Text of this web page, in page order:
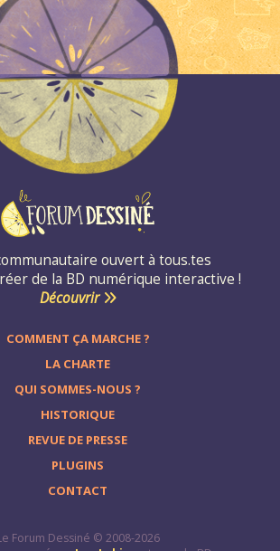
ouvert à tous.tes
de la BD numérique interactive !
Découvrir
COMMENT ÇA MARCHE ?
LA CHARTE
QUI SOMMES-NOUS ?
HISTORIQUE
REVUE DE PRESSE
PLUGINS
CONTACT
Forum Dessiné © 2008-2026